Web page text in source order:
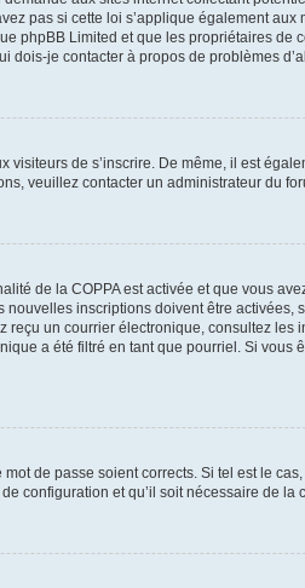
pas si cette loi s’applique également
Limited et que les propriétaires de
je contacter à propos de problèmes
de s’inscrire. De même, il est
veuillez contacter un administrateur du
de la COPPA est activée et que vous
inscriptions doivent être activées,
un courrier électronique, consultez les
a été filtré en tant que pourriel. Si vous
de passe soient corrects. Si tel est le
configuration et qu’il soit nécessaire de la